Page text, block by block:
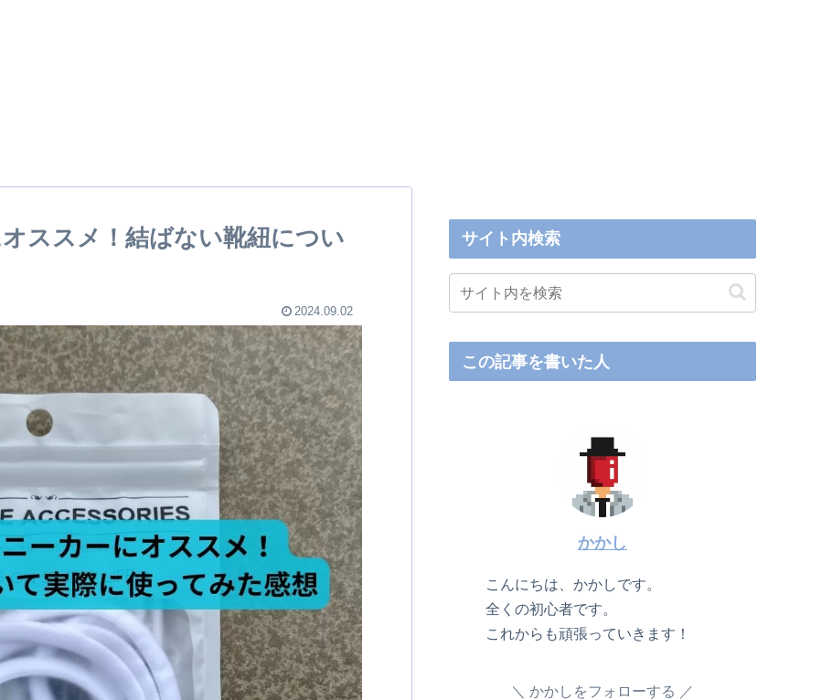
ススメ！結ばない靴紐につい
2024.09.02
サイト内検索
この記事を書いた人
かかし
こんにちは、かかしです。
全くの初心者です。
これからも頑張っていきます！
かかしをフォローする